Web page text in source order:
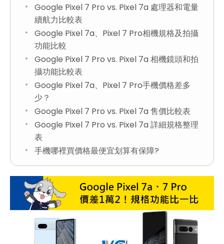
Google Pixel 7 Pro vs. Pixel 7a 處理器和電量
續航力比較表
Google Pixel 7a、Pixel 7 Pro相機規格及拍攝
功能比較
Google Pixel 7 Pro vs. Pixel 7a 相機鏡頭和拍
攝功能比較表
Google Pixel 7a、Pixel 7 Pro手機價格差多
少？
Google Pixel 7 Pro vs. Pixel 7a 售價比較表
Google Pixel 7 Pro vs. Pixel 7a 詳細規格整理
表
手機哪裡買價格最便宜划算有保障?